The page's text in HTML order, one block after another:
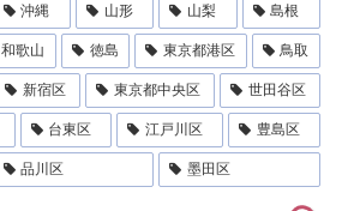
沖縄 山形 山梨 島根
和歌山 徳島 東京都港区 鳥取
新宿区 東京都中央区 世田谷区
台東区 江戸川区 豊島区
品川区 墨田区